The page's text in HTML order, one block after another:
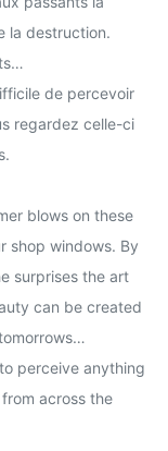
la destruction.
de percevoir
regardez celle-ci
blows on these
shop windows. By
surprises the art
can be created
perceive anything
across the